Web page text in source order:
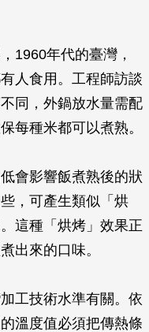
1960年代的臺灣，
人食用。工程師訪談
同，外鍋放水量需配
每種米都可以煮熟。
會影響飯煮熟後的狀
，可產生類似「烘
這種「烘烤」效果正
出來的口味。
工技術水準有關。依
溫度值必須把傳熱條